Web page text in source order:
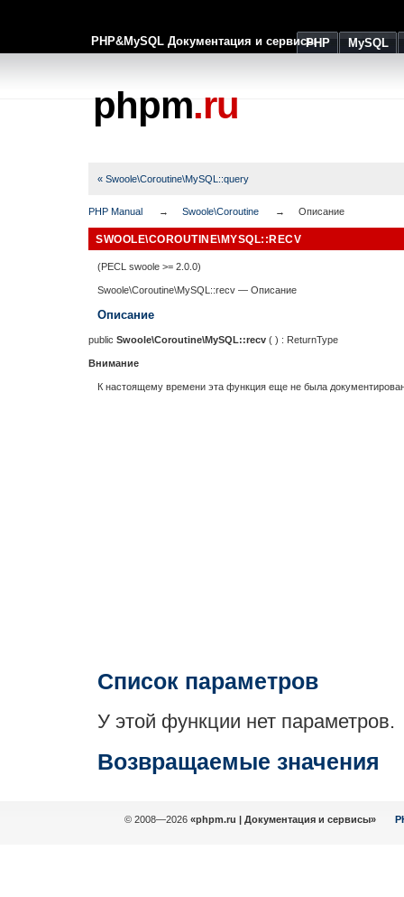
PHP&MySQL Документация и сервисыPHP MySQL
phpm.ru
« Swoole\Coroutine\MySQL::query
PHP Manual Swoole\Coroutine Описание
SWOOLE\COROUTINE\MYSQL::RECV
(PECL swoole >= 2.0.0)
Swoole\Coroutine\MySQL::recv — Описание
Описание
public Swoole\Coroutine\MySQL::recv ( ) : ReturnType
Внимание
К настоящему времени эта функция еще не была
Список параметров
У этой функции нет параметров.
Возвращаемые значения
© 2008—2026 «phpm.ru | Документация и сервисы»